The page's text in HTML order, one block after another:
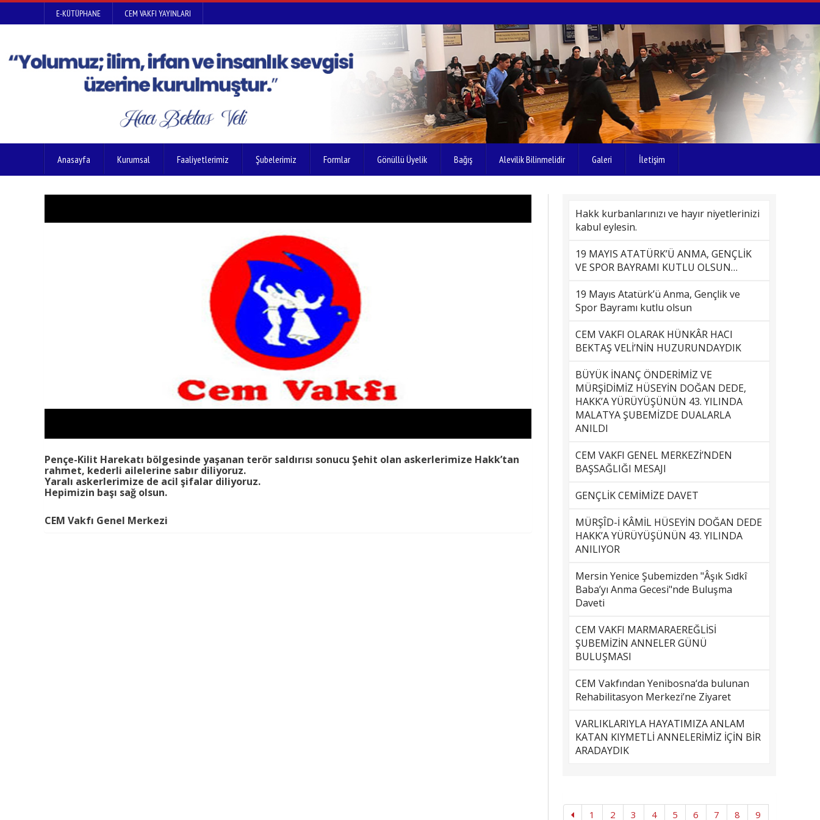
E-KÜTÜPHANE CEM VAKFI YAYINLARI
Anasayfa Kurumsal Faaliyetlerimiz Şubelerimiz Formlar Gönüllü Üyelik Bağış Alevilik Bilinmelidir Galeri İletişim
Pençe-Kilit Harekatı bölgesinde yaşanan terör saldırısı sonucu Şehit olan askerlerimize Hakk’tan
rahmet, kederli ailelerine sabır diliyoruz.
Yaralı askerlerimize de acil şifalar diliyoruz.
Hepimizin başı sağ olsun.
CEM Vakfı Genel Merkezi
Hakk kurbanlarınızı ve hayır niyetlerinizi
kabul eylesin.
19 MAYIS ATATÜRK’Ü ANMA, GENÇLİK
VE SPOR BAYRAMI KUTLU OLSUN…
19 Mayıs Atatürk’ü Anma, Gençlik ve
Spor Bayramı kutlu olsun
CEM VAKFI OLARAK HÜNKÂR HACI
BEKTAŞ VELİ’NİN HUZURUNDAYDIK
BÜYÜK İNANÇ ÖNDERİMİZ VE
MÜRŞİDİMİZ HÜSEYİN DOĞAN DEDE,
HAKK’A YÜRÜYÜŞÜNÜN 43. YILINDA
MALATYA ŞUBEMİZDE DUALARLA
ANILDI
CEM VAKFI GENEL MERKEZİ’NDEN
BAŞSAĞLIĞI MESAJI
GENÇLİK CEMİMİZE DAVET
MÜRŞÎD-İ KÂMİL HÜSEYİN DOĞAN DEDE
HAKK’A YÜRÜYÜŞÜNÜN 43. YILINDA
ANILIYOR
Mersin Yenice Şubemizden "Âşık Sıdkî
Baba’yı Anma Gecesi"nde Buluşma
Daveti
CEM VAKFI MARMARAEREĞLİSİ
ŞUBEMİZİN ANNELER GÜNÜ
BULUŞMASI
CEM Vakfından Yenibosna‘da bulunan
Rehabilitasyon Merkezi’ne Ziyaret
VARLIKLARIYLA HAYATIMIZA ANLAM
KATAN KIYMETLİ ANNELERİMİZ İÇİN BİR
ARADAYDIK
1 2 3 4 5 6 7 8 9